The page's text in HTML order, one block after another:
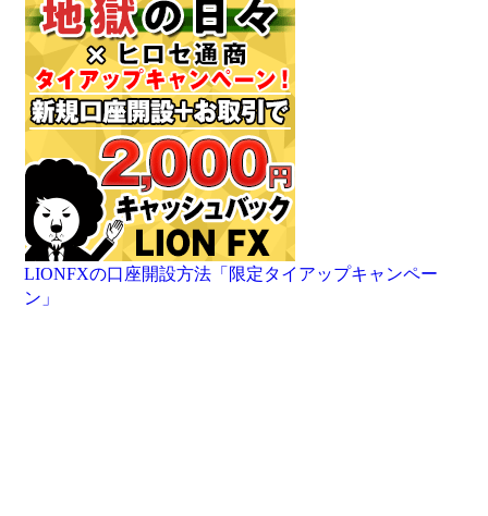
LIONFXの口座開設方法「限定タイアップキャンペー
ン」